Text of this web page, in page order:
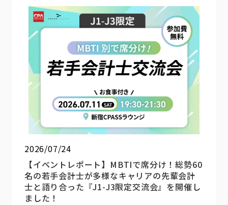
2026/07/24
【イベントレポート】MBTIで席分け！総勢60
名の若手会計士が多様なキャリアの先輩会計
士と語り合った『J1-J3限定交流会』を開催し
ました！